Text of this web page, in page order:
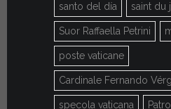
santo del día saint du
Suor Raffaella Petrini
poste vaticane
Cardinale Fernando
specola vaticana